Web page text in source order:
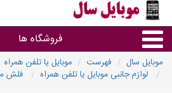
فروشگاه ها
موبایل و تبلت
موبایل سال فهرست
موبایل یا تلفن همراه
لوازم جانبی موبایل یا تلفن همراه
فلش